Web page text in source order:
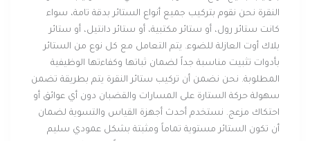
النقرة نحن نقوم بتركيب جميع أنواع الستائر بدقة تامة، سواء
كانت ستائر رول، أو ستائر مكتبية، أو ستائر دانتيل، أو ستائر
بلاك أوت العازلة للضوء. يتم التعامل مع كل نوع من الستائر
بأدوات تثبيت مناسبة جداً لضمان ثباتها وكفاءتها الوظيفية
المطلوبة. نحن نضمن أن تركيب ستائر النقرة يتم بطريقة تضمن
سهولة حركة الستارة على المسارات والقضبان دون أي عوائق أو
احتكاك مزعج. نستخدم أحدث أجهزة القياس والتسوية لضمان
أن تكون الستائر مستوية تماماً ومثبتة بشكل عمودي سليم